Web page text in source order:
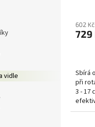
vidle
602
729
Sbírá
při
3 - 17